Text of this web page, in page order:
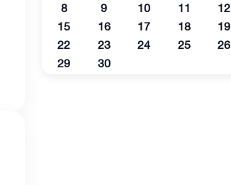
8
9 10 11 12
15
16 17 18 19
22
23 24 25 26
29
30